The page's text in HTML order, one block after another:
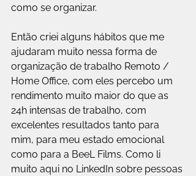
como se organizar.
Então criei alguns hábitos que me
ajudaram muito nessa forma de
organização de trabalho Remoto /
Home Office, com eles percebo um
rendimento muito maior do que as
24h intensas de trabalho, com
excelentes resultados tanto para
mim, para meu estado emocional
como para a BeeL Films. Como li
muito aqui no LinkedIn sobre pessoas